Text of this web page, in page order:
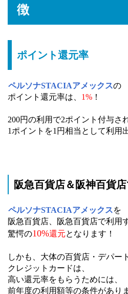
徴
ポイント還元率
ペルソナSTACIAアメックスの
ポイント還元率は、 1% ！
200円の利用で2ポイント付与さ
1ポイントを1円相当として利用
阪急百貨店＆阪神百貨
ペルソナSTACIAアメックスを
阪急百貨店、阪急百貨店で利用
驚愕の10%還元となります！
しかも、大体の百貨店・デパー
クレジットカードは、
高い還元率をもらうためには、
前年度の利用額等の条件があり